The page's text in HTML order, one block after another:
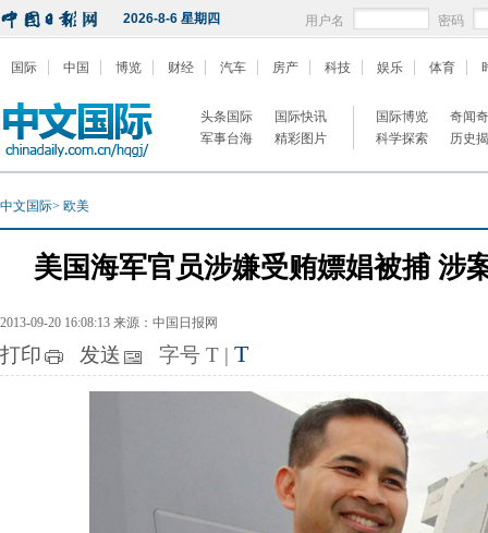
2026-8-6 星期四 用户名 密码
国际 中国 博览 财经 汽车 房产 科技 娱乐 体育
头条国际
国际快讯
军事台海
精彩图片
国际博览
奇闻
科学探索
历史
中文国际> 欧美
美国海军官员涉嫌受贿嫖娼被捕 涉
2013-09-20 16:08:13 来源：中国日报网
打印 发送 字号 T | T